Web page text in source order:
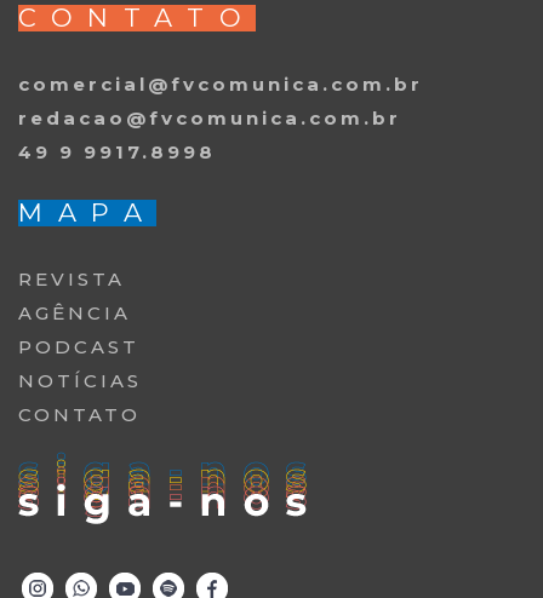
CONTATO
comercial@fvcomunica.com.br
redacao@fvcomunica.com.br
49 9 9917.8998
MAPA
REVISTA
AGÊNCIA
PODCAST
NOTÍCIAS
CONTATO